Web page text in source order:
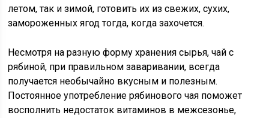
летом, так и зимой, готовить их из свежих, сухих,
замороженных ягод тогда, когда захочется.
Несмотря на разную форму хранения сырья, чай с
рябиной, при правильном заваривании, всегда
получается необычайно вкусным и полезным.
Постоянное употребление рябинового чая поможет
восполнить недостаток витаминов в межсезонье,